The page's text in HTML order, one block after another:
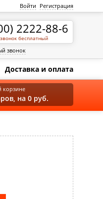
Войти Регистрация
2222-88-6
звонок бесплатный
звонок
Доставка и оплата
корзине
на 0 руб.